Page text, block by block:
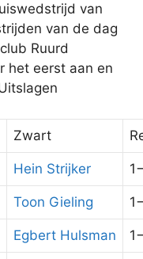
van
van de dag
Ruurd
het eerst aan en
Zwart
Hein Strijker
Toon Gieling
Egbert Hulsman